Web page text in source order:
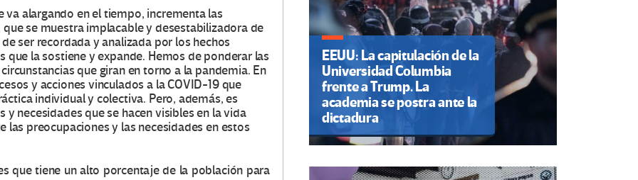
alargando en el tiempo, incrementa las
se muestra implacable y desestabilizadora de
ser recordada y analizada por los hechos
la sostiene y expande. Hemos de ponderar las
que giran en torno a la pandemia. En
y acciones vinculados a la COVID-19 que
individual y colectiva. Pero, además, es
y necesidades que se hacen visibles en la vida
las preocupaciones y las necesidades en estos
que tiene un alto porcentaje de la población para
EEUU: La capitulación de la
Universidad Columbia
frente a Trump. La
academia se postra ante la
dictadura